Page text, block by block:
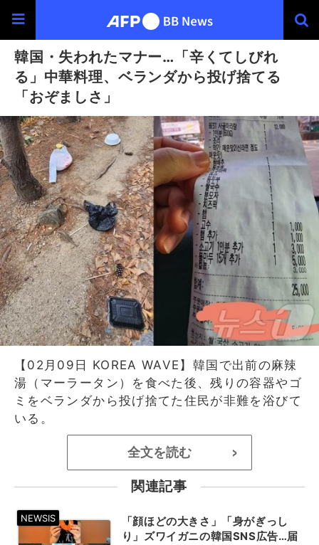
韓国・失われたマナー…「辛くてしびれ
る」中華料理、ベランダから投げ捨てる
「おぞましさ」
【02月09日 KOREA WAVE】韓国で出前の麻辣
湯（マーラータン）を食べた後、残りの容器やゴ
ミをベランダから投げ捨てた住民が非難を浴びて
いる。
全文を読む >
関連記事
「顔ほどの大きさ」「身がぎっし
り」ズワイガニの韓国SNS広告…届